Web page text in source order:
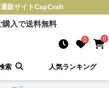
販サイトCapCraft
購入で送料無料
0 0
索 人気ランキング